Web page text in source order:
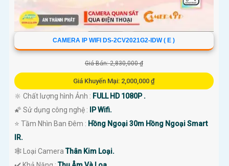
CAMERA IP WIFI DS-2CV2021G2-IDW ( E )
Giá Bán: 2,830,000 ₫
Giá Khuyến Mại: 2,000,000 ₫
🔆 Chất lượng hình Ảnh : FULL HD 1080P .
🌠 Sử dụng công nghệ :
IP Wifi.
⭐ Tầm Nhìn Ban Đêm : Hồng Ngoại 30m Hồng Ngoại Smart
IR.
🕸️ Loại CameraThân Kim Loại.